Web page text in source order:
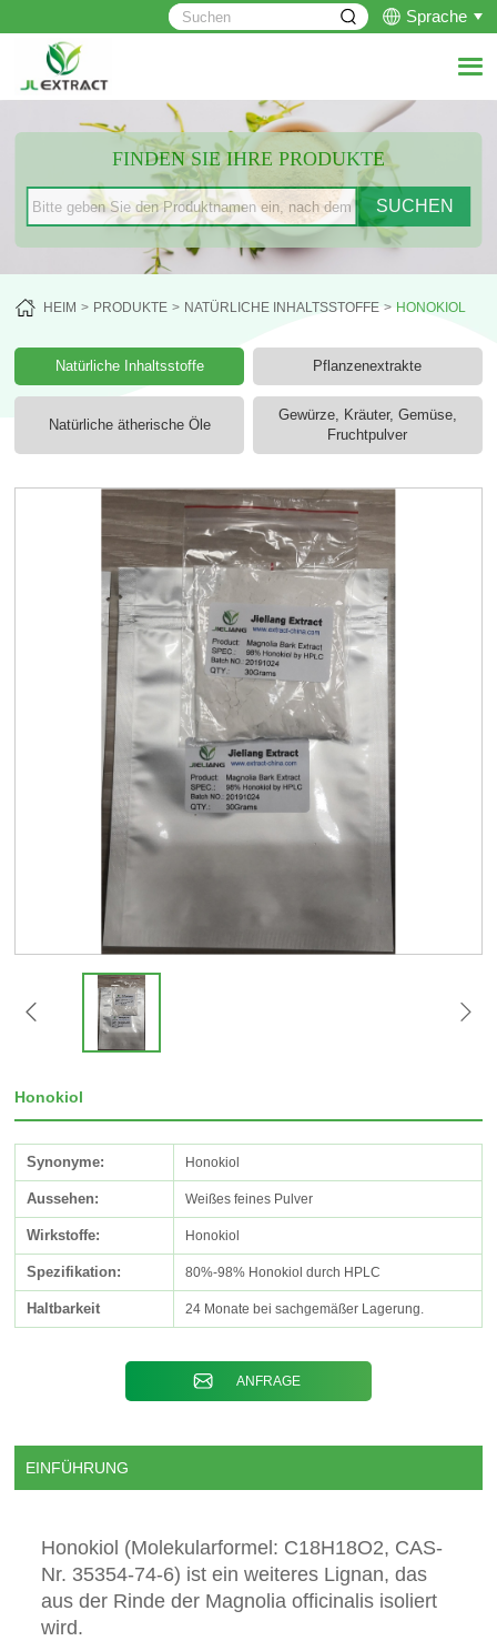
Sprache
FINDEN SIE IHRE PRODUKTE
HEIM PRODUKTE NATÜRLICHE INHALTSSTOFFE HONOKIOL
Natürliche Inhaltsstoffe Pflanzenextrakte
Natürliche ätherische Öle
Gewürze, Kräuter, Gemüse,
Fruchtpulver
Honokiol
Synonyme: Honokiol
Aussehen: Weißes feines Pulver
Wirkstoffe: Honokiol
Spezifikation: 80%-98% Honokiol durch HPLC
Haltbarkeit 24 Monate bei sachgemäßer Lagerung.
ANFRAGE
EINFÜHRUNG
Honokiol (Molekularformel: C18H18O2, CAS-
Nr. 35354-74-6) ist ein weiteres Lignan, das
aus der Rinde der Magnolia officinalis isoliert
wird.